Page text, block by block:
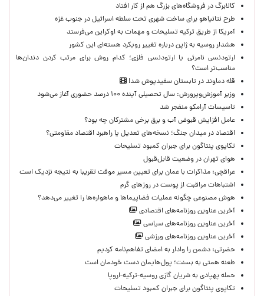
کالابرگ در فروشگاه‌های بزرگ هم از کار افتاد
طرح نتانیاهو برای ساخت شهری تحت سلطه اسرائیل در جنوب غزه
آمریکا از طریق ترکیه تسلیحات و مهمات به اوکراین می‌فرستد
هشدار روسیه به ژاپن درباره تغییر رویکرد هسته‌ای این کشور
ارتودنسی نامرئی یا ارتودنسی فلزی؛ کدام روش برای مرتب کردن دندان‌ها
مناسب‌تر است؟
قله دماوند در تابستان سفیدپوش شد!
وزیر آموزش‌وپرورش: سال تحصیلی آینده ۱۰۰ درصد حضوری آغاز می‌شود
تاسیسات آرامکو منفجر شد
عامل افزایش قبوض آب و برق برخی مشترکان چه بود؟
اقتصاد در میدان جنگ؛ نسخه‌های تعدیل یا راهبرد اقتصاد مقاومتی؟
تکاپوی پنتاگون برای جبران کمبود تسلیحات
هوای تهران در وضعیت قابل‌قبول
عراقچی: مذاکرات با عمان برای تعیین مسیر موقت تقریبا به نتیجه نزدیک است
اشتباهات مراقبت از پوست در روزهای گرم
هوش مصنوعی چگونه عملیات فضاپیماها و ماهواره‌ها را تغییر می‌دهد؟
آخرین عناوین روزنامه‌های اقتصادی
آخرین عناوین روزنامه‌های سیاسی
آخرین عناوین روزنامه‌های ورزشی
حضرتی: دشمن را وادار به امضای تفاهم‌نامه کردیم
طعنه همتی به بسنت؛ پول‌هایمان دست خودمان است
حمله پهپادی به شریان گازی روسیه-ترکیه-اروپا
تکاپوی پنتاگون برای جبران کمبود تسلیحات